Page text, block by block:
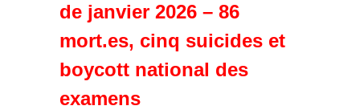
de janvier 2026 – 86
mort.es, cinq suicides et
boycott national des
examens